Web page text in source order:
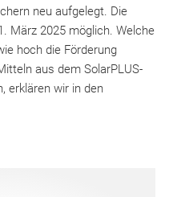
neu aufgelegt. Die
März 2025 möglich. Welche
hoch die Förderung
aus dem SolarPLUS-
erklären wir in den